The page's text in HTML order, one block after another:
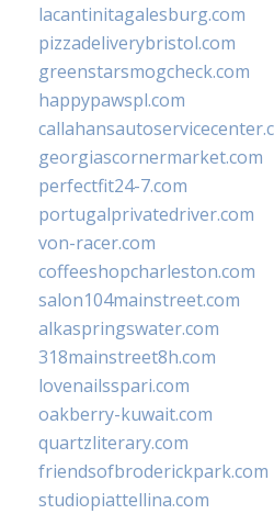
lacantinitagalesburg.com
pizzadeliverybristol.com
greenstarsmogcheck.com
happypawspl.com
georgiascornermarket.com
perfectfit24-7.com
portugalprivatedriver.com
von-racer.com
coffeeshopcharleston.com
salon104mainstreet.com
alkaspringswater.com
318mainstreet8h.com
lovenailsspari.com
oakberry-kuwait.com
quartzliterary.com
friendsofbroderickpark.com
studiopiattellina.com